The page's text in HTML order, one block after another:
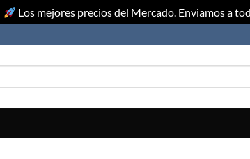
Los mejores precios del Mercado. Enviamos a